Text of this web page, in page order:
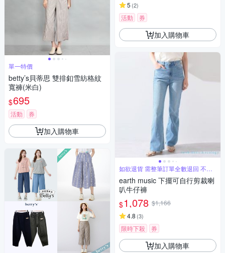
單一特價
betty’s貝蒂思 雙排釦雪紡格紋
寬褲(米白)
$695
活動 券
加入購物車
5 (2)
活動 券
加入購物車
如欲退貨 需整筆訂單全數退回 不能
單退
earth music 下擺可自行剪裁喇
叭牛仔褲
$1,078 $1,166
4.8 (3)
限時下殺 券
加入購物車